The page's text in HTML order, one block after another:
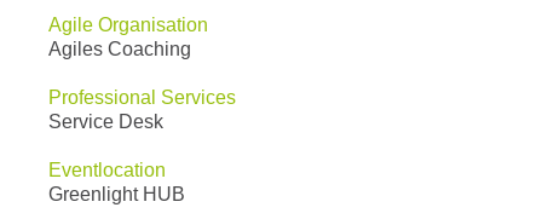
Agile Organisation
Agiles Coaching
Professional Services
Service Desk
Eventlocation
Greenlight HUB